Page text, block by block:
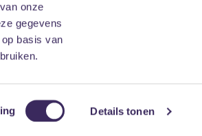
onze
gegevens
basis van
Details tonen